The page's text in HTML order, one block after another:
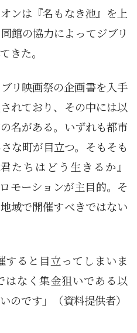
ンは『名もなき池』を上
館の協力によってジブリ
きた。
リ映画祭の企画書を入手
れており、その中には以
名がある。いずれも都市
な町が目立つ。そもそも
たちはどう生きるか』
モーションが主目的。そ
域で開催すべきではない
すると目立ってしまいま
はなく集金狙いである以
のです」（資料提供者）